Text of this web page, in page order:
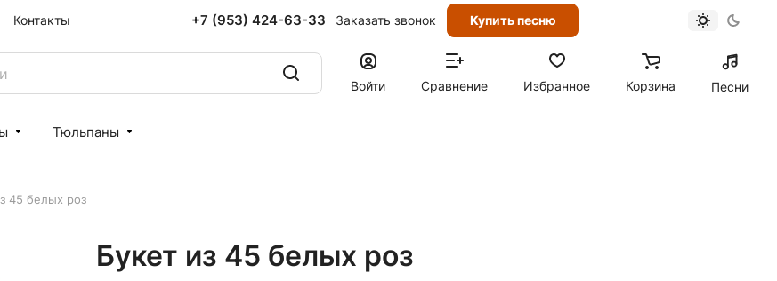
Контакты +7 (953) 424-63-33 Заказать звонок Купить песню
Войти Сравнение Избранное Корзина Песни
Тюльпаны
45 белых роз
Букет из 45 белых роз